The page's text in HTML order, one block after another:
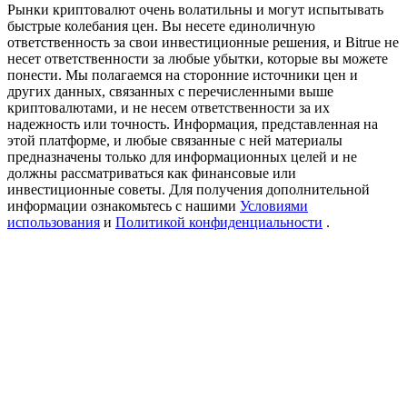
Register & Trade to Win 500,000 USDT
Precious Metals Trading Carnival
Trade Gold & Silver · 33,333 USDT Bonus
USDT New User Exclusive 10% APR
USDT Flexible Staking | Daily Rewards
Рынки криптовалют очень волатильны и могут испытывать
быстрые колебания цен. Вы несете единоличную
ответственность за свои инвестиционные решения, и Bitrue не
несет ответственности за любые убытки, которые вы можете
понести. Мы полагаемся на сторонние источники цен и
других данных, связанных с перечисленными выше
криптовалютами, и не несем ответственности за их
надежность или точность. Информация, представленная на
этой платформе, и любые связанные с ней материалы
предназначены только для информационных целей и не
должны рассматриваться как финансовые или
инвестиционные советы. Для получения дополнительной
информации ознакомьтесь с нашими Условиями
использования и Политикой конфиденциальности .